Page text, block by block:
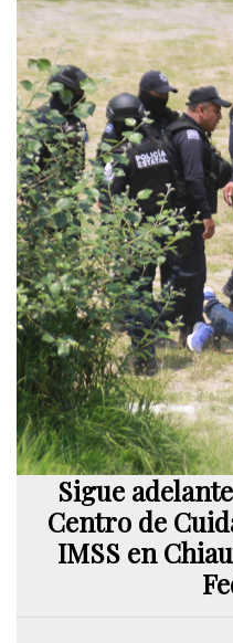
Sigue
Centro de
IMSS en